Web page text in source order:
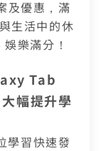
及優惠，滿
生活中的休
樂滿分！
Tab
幅提升學
學習快速發